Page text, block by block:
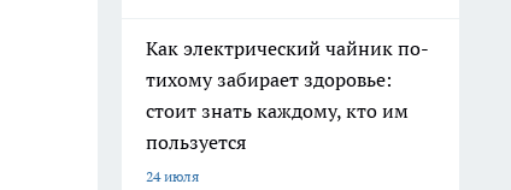
Как электрический чайник по-
тихому забирает здоровье:
стоит знать каждому, кто им
пользуется
24 июля